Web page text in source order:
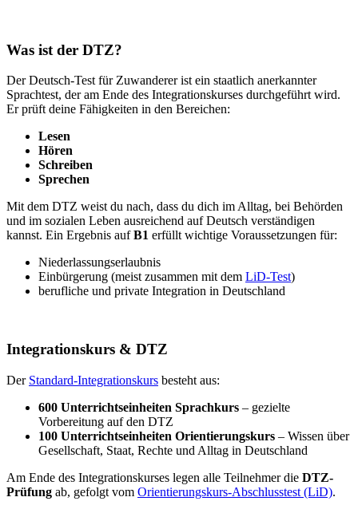
Was ist der DTZ?
Der Deutsch-Test für Zuwanderer ist ein staatlich anerkannter
Sprachtest, der am Ende des Integrationskurses durchgeführt wird.
Er prüft deine Fähigkeiten in den Bereichen:
Lesen
Hören
Schreiben
Sprechen
Mit dem DTZ weist du nach, dass du dich im Alltag, bei Behörden
und im sozialen Leben ausreichend auf Deutsch verständigen
kannst. Ein Ergebnis aufB1 erfüllt wichtige Voraussetzungen für:
Niederlassungserlaubnis
Einbürgerung (meist zusammen mit dem LiD-Test)
berufliche und private Integration in Deutschland
Integrationskurs & DTZ
Der Standard-Integrationskurs besteht aus:
600 Unterrichtseinheiten Sprachkurs – gezielte
Vorbereitung auf den DTZ
100 Unterrichtseinheiten Orientierungskurs – Wissen über
Gesellschaft, Staat, Rechte und Alltag in Deutschland
Am Ende des Integrationskurses legen alle Teilnehmer die DTZ-
Prüfung ab, gefolgt vom Orientierungskurs-Abschlusstest (LiD).